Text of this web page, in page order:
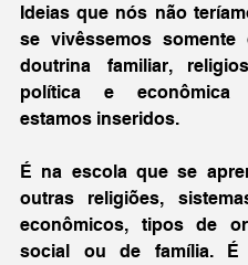
Ideias que nós não
se vivêssemos somente
doutrina familiar,
política e
estamos inseridos.
É na escola que se
outras religiões,
econômicos, tipos de
social ou de família. É